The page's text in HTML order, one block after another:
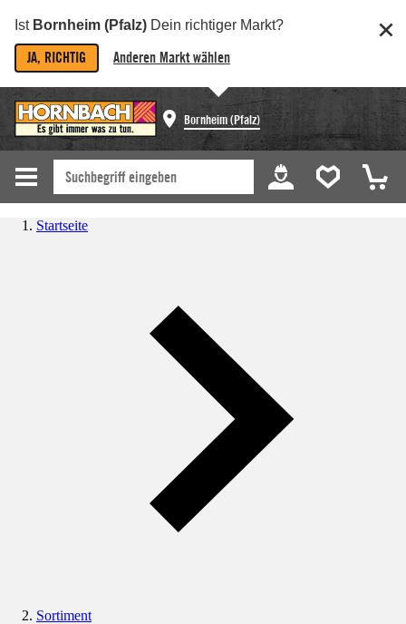
Ist Bornheim (Pfalz) Dein richtiger Markt?
JA, RICHTIG Anderen Markt wählen
Bornheim (Pfalz)
Startseite
Sortiment